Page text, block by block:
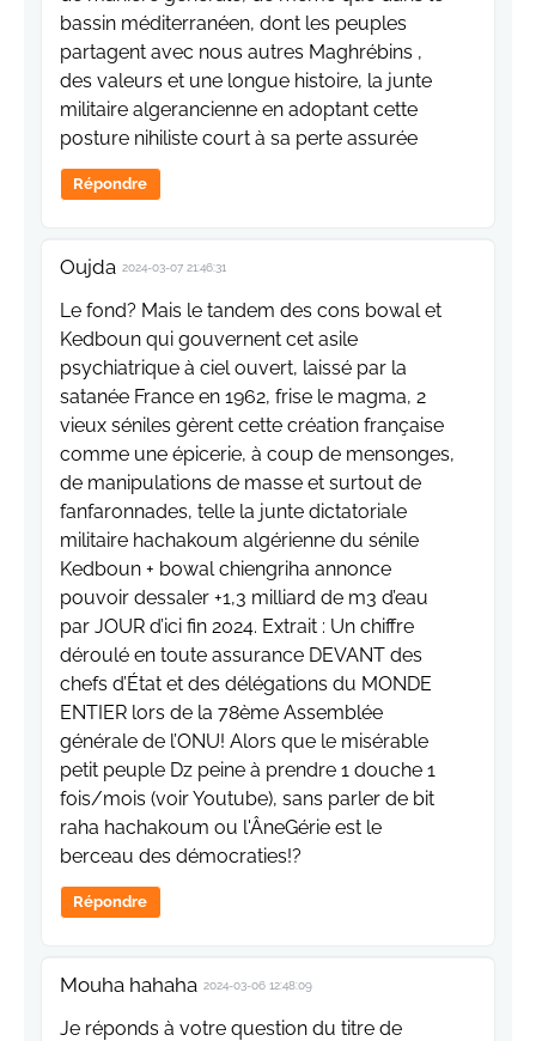
bassin méditerranéen, dont les peuples
partagent avec nous autres Maghrébins ,
des valeurs et une longue histoire, la junte
militaire algerancienne en adoptant cette
posture nihiliste court à sa perte assurée
Répondre
Oujda 2024-03-07 21:46:31
Le fond? Mais le tandem des cons bowal et
Kedboun qui gouvernent cet asile
psychiatrique à ciel ouvert, laissé par la
satanée France en 1962, frise le magma, 2
vieux séniles gèrent cette création française
comme une épicerie, à coup de mensonges,
de manipulations de masse et surtout de
fanfaronnades, telle la junte dictatoriale
militaire hachakoum algérienne du sénile
Kedboun + bowal chiengriha annonce
pouvoir dessaler +1,3 milliard de m3 d’eau
par JOUR d’ici fin 2024. Extrait : Un chiffre
déroulé en toute assurance DEVANT des
chefs d’État et des délégations du MONDE
ENTIER lors de la 78ème Assemblée
générale de l’ONU! Alors que le misérable
petit peuple Dz peine à prendre 1 douche 1
fois/mois (voir Youtube), sans parler de bit
raha hachakoum ou l'ÂneGérie est le
berceau des démocraties!?
Répondre
Mouha hahaha 2024-03-06 12:48:09
Je réponds à votre question du titre de